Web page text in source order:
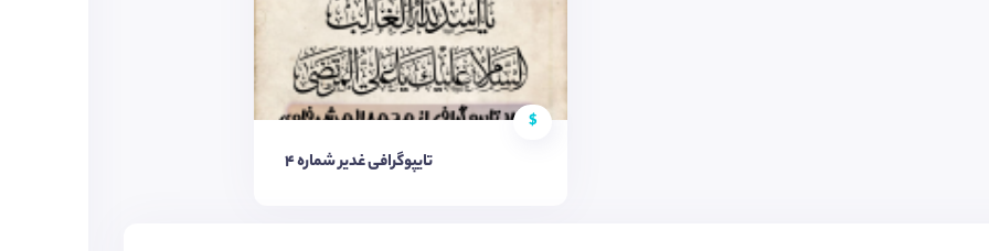
$
تایپوگرافی غدیر شماره ۴